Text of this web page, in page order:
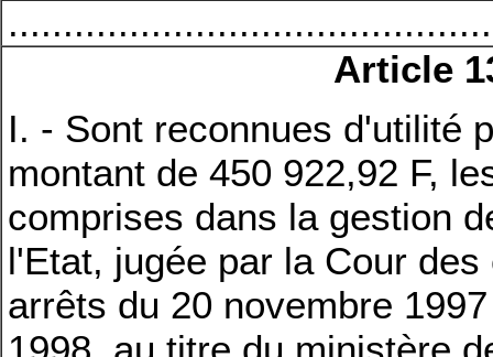
Article
I. - Sont reconnues d'utilité
montant de 450 922,92 F,
comprises dans la gestion
l'Etat, jugée par la Cour
arrêts du 20 novembre